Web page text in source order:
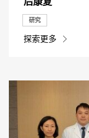
研究
探索更多